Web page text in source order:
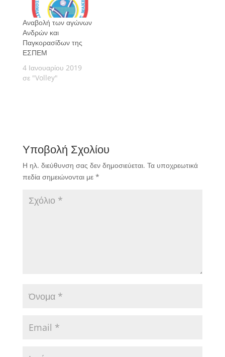
Αναβολή των αγώνων
Ανδρών και
Παγκορασίδων της
ΕΣΠΕΜ
4 Ιανουαρίου 2019
σε "Volley"
Υποβολή Σχολίου
Η ηλ. διεύθυνση σας δεν δημοσιεύεται. Τα υποχρεωτικά
πεδία σημειώνονται με *